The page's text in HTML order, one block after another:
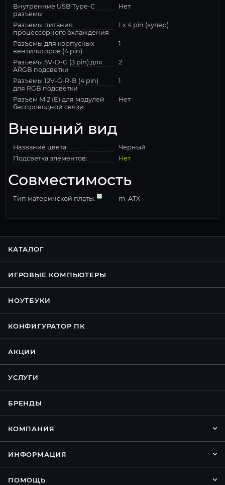
Внутренние USB Type-C
разъемы
Нет
Разъемы питания
процессорного охлаждения
1 x 4 pin (кулер)
Разъемы для корпусных
вентиляторов (4 pin)
1
Разъемы 5V-D-G (3 pin) для
ARGB подсветки
2
Разъемы 12V-G-R-B (4 pin)
для RGB подсветки
1
Разъем M.2 (E) для модулей
беспроводной связи
Нет
Внешний вид
Название цвета:
Черный
Подсветка элементов:
Нет
Совместимость
Тип материнской платы: m-ATX
КАТАЛОГ
ИГРОВЫЕ КОМПЬЮТЕРЫ
НОУТБУКИ
КОНФИГУРАТОР ПК
АКЦИИ
УСЛУГИ
БРЕНДЫ
КОМПАНИЯ
ИНФОРМАЦИЯ
ПОМОЩЬ